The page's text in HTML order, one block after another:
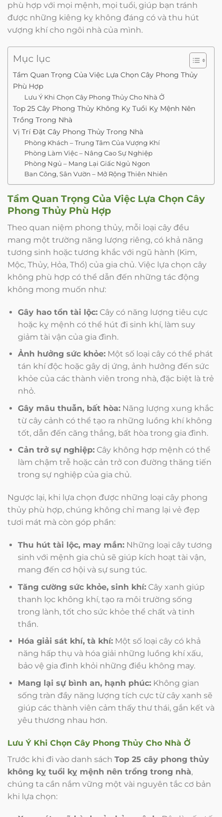
phù hợp với mọi mệnh, mọi tuổi, giúp bạn tránh
được những kiêng kỵ không đáng có và thu hút
vượng khí cho ngôi nhà của mình.
Mục lục
Tầm Quan Trọng Của Việc Lựa Chọn Cây Phong Thủy
Phù Hợp
Lưu Ý Khi Chọn Cây Phong Thủy Cho Nhà Ở
Top 25 Cây Phong Thủy Không Kỵ Tuổi Kỵ Mệnh Nên
Trồng Trong Nhà
Vị Trí Đặt Cây Phong Thủy Trong Nhà
Phòng Khách – Trung Tâm Của Vượng Khí
Phòng Làm Việc – Nâng Cao Sự Nghiệp
Phòng Ngủ – Mang Lại Giấc Ngủ Ngon
Ban Công, Sân Vườn – Mở Rộng Thiên Nhiên
Tầm Quan Trọng Của Việc Lựa Chọn Cây
Phong Thủy Phù Hợp
Theo quan niệm phong thủy, mỗi loại cây đều
mang một trường năng lượng riêng, có khả năng
tương sinh hoặc tương khắc với ngũ hành (Kim,
Mộc, Thủy, Hỏa, Thổ) của gia chủ. Việc lựa chọn cây
không phù hợp có thể dẫn đến những tác động
không mong muốn như:
Gây hao tổn tài lộc:Cây có năng lượng tiêu cực
hoặc kỵ mệnh có thể hút đi sinh khí, làm suy
giảm tài vận của gia đình.
Ảnh hưởng sức khỏe:Một số loại cây có thể phát
tán khí độc hoặc gây dị ứng, ảnh hưởng đến sức
khỏe của các thành viên trong nhà, đặc biệt là trẻ
nhỏ.
Gây mâu thuẫn, bất hòa:Năng lượng xung khắc
từ cây cảnh có thể tạo ra những luồng khí không
tốt, dẫn đến căng thẳng, bất hòa trong gia đình.
Cản trở sự nghiệp:Cây không hợp mệnh có thể
làm chậm trễ hoặc cản trở con đường thăng tiến
trong sự nghiệp của gia chủ.
Ngược lại, khi lựa chọn được những loại cây phong
thủy phù hợp, chúng không chỉ mang lại vẻ đẹp
tươi mát mà còn góp phần:
Thu hút tài lộc, may mắn:Những loại cây tương
sinh với mệnh gia chủ sẽ giúp kích hoạt tài vận,
mang đến cơ hội và sự sung túc.
Tăng cường sức khỏe, sinh khí:Cây xanh giúp
thanh lọc không khí, tạo ra môi trường sống
trong lành, tốt cho sức khỏe thể chất và tinh
thần.
Hóa giải sát khí, tà khí:Một số loại cây có khả
năng hấp thụ và hóa giải những luồng khí xấu,
bảo vệ gia đình khỏi những điều không may.
Mang lại sự bình an, hạnh phúc:Không gian
sống tràn đầy năng lượng tích cực từ cây xanh sẽ
giúp các thành viên cảm thấy thư thái, gắn kết và
yêu thương nhau hơn.
Lưu Ý Khi Chọn Cây Phong Thủy Cho Nhà Ở
Trước khi đi vào danh sách Top 25 cây phong thủy
không kỵ tuổi kỵ mệnh nên trồng trong nhà,
chúng ta cần nắm vững một vài nguyên tắc cơ bản
khi lựa chọn: